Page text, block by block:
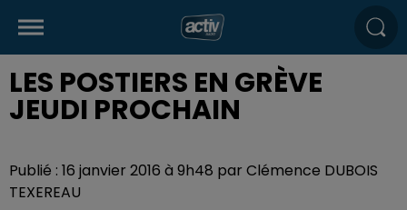
LES POSTIERS EN GRÈVE
JEUDI PROCHAIN
Publié : 16 janvier 2016 à 9h48 par Clémence DUBOIS
TEXEREAU